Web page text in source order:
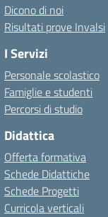
Dicono di noi
Risultati prove Invalsi
I Servizi
Personale scolastico
Famiglie e studenti
Percorsi di studio
Didattica
Offerta formativa
Schede Didattiche
Schede Progetti
Curricola verticali